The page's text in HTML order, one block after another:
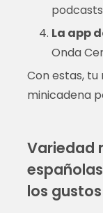
La app
Onda
Con estas,
minicadena
Variedad
los gustos